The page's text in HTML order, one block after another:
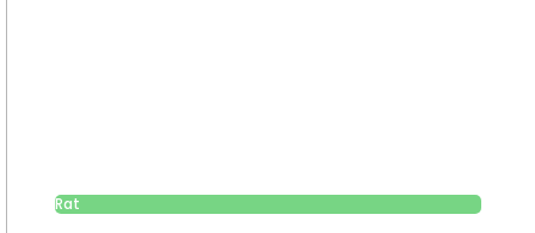
Rat